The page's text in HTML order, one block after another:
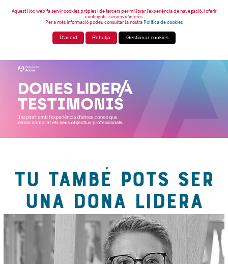
Aquest lloc web fa servir cookies pròpies i de tercers per millorar l’experiència de navegació, i oferir
continguts i serveis d’interès.
Per a més informació podeu consultar la nostraPolítica de cookies
D'acord Rebutja Gestionar cookies
TU TAMBÉ POTS SER
UNA DONA LIDERA